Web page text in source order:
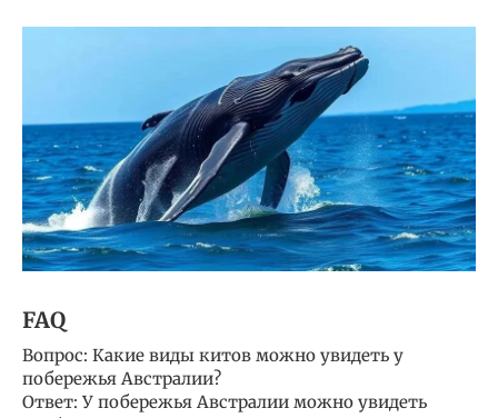
FAQ
Вопрос: Какие виды китов можно увидеть у
побережья Австралии?
Ответ: У побережья Австралии можно увидеть